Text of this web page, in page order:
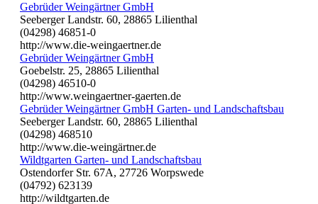
Gebrüder Weingärtner GmbH
Seeberger Landstr. 60, 28865 Lilienthal
(04298) 46851-0
http://www.die-weingaertner.de
Gebrüder Weingärtner GmbH
Goebelstr. 25, 28865 Lilienthal
(04298) 46510-0
http://www.weingaertner-gaerten.de
Gebrüder Weingärtner GmbH Garten- und Landschaftsbau
Seeberger Landstr. 60, 28865 Lilienthal
(04298) 468510
http://www.die-weingärtner.de
Wildtgarten Garten- und Landschaftsbau
Ostendorfer Str. 67A, 27726 Worpswede
(04792) 623139
http://wildtgarten.de